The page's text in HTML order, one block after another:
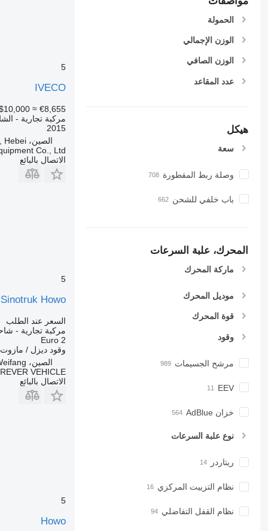
الحمولة
الوزن الإجمالي
الوزن الصافي
عدد المقاعد
هيكل
سعة
وصلة ربط المقطورة
باب خلفي للشحن
المحرك، علبة السرعات
ماركة المحرك
موديل المحرك
قوة المحرك
وقود
مرشح الجسيمات
EEV
خزان AdBlue
نوع علبة السرعات
ريتاردر
نظام التزييت المركزي
نظام القفل التفاضلي
5
IVECO
≈ €8,655
مركبة تجارية -
2015
الصين، Baoding, Hebei
Co., Ltd
الاتصال بالبائع
5
Sinotruk Howo
السعر عند الطلب
مركبة تجارية -
Euro 2
وقود ديزل / مازوت
الصين، Weifang
VEHICLE
الاتصال بالبائع
5
Howo